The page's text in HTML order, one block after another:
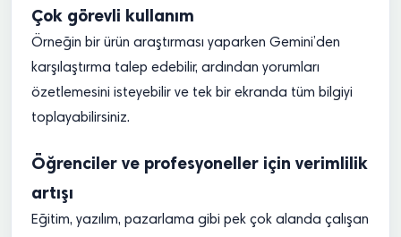
Çok görevli kullanım
Örneğin bir ürün araştırması yaparken Gemini’den
karşılaştırma talep edebilir, ardından yorumları
özetlemesini isteyebilir ve tek bir ekranda tüm bilgiyi
toplayabilirsiniz.
Öğrenciler ve profesyoneller için verimlilik
artışı
Eğitim, yazılım, pazarlama gibi pek çok alanda çalışan